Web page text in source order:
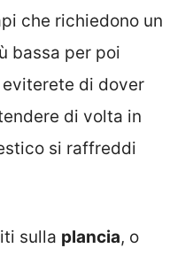
che richiedono un
bassa per poi
di dover
di volta in
si raffreddi
sulla plancia, o